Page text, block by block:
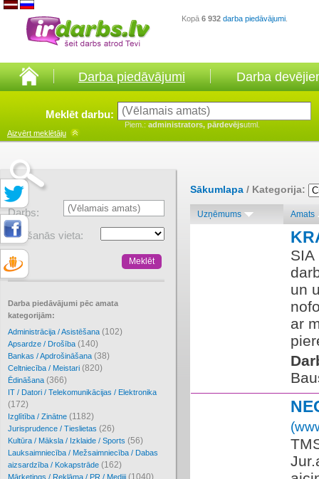
Kopā 6 932 darba piedāvājumi
Darba piedāvājumi Darba
Meklēt darbu:
Piem.: administrators, pārdevējsutml.
Aizvērt meklētāju
Darbs:
Atrašanās vieta:
Darba piedāvājumi pēc amata
kategorijām:
Administrācija / Asistēšana (102)
Apsardze / Drošība (140)
Bankas / Apdrošināšana (38)
Celtniecība / Meistari (820)
Ēdināšana (366)
IT / Datori / Telekomunikācijas / Elektronika
(172)
Izglītība / Zinātne (1182)
Jurisprudence / Tieslietas (26)
Kultūra / Māksla / Izklaide / Sports (56)
Lauksaimniecība / Mežsaimniecība / Dabas
aizsardzība / Kokapstrāde (162)
Mārketings / Reklāma / PR / Mediji (1040)
Sākumlapa / Kategorija:
Uzņēmums Amats
SIA
un
ar